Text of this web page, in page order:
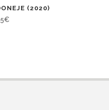
(2020)
€